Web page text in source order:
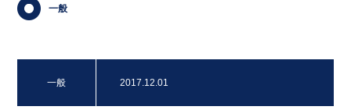
一般
一般 2017.12.01